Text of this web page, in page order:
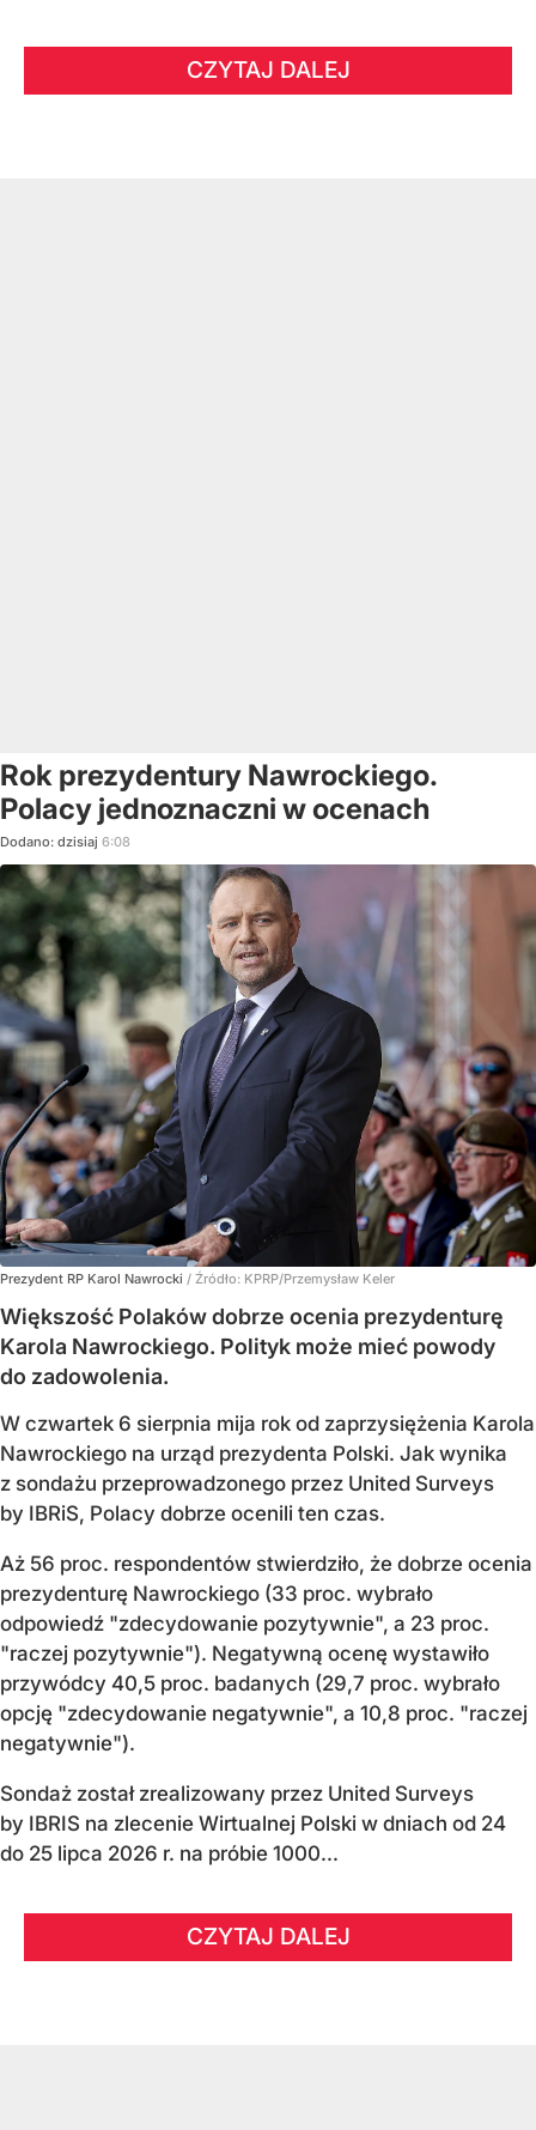
CZYTAJ DALEJ
Rok prezydentury Nawrockiego.
Polacy jednoznaczni w ocenach
Dodano: dzisiaj 6:08
Prezydent RP Karol Nawrocki / Źródło: KPRP/Przemysław Keler
Większość Polaków dobrze ocenia prezydenturę
Karola Nawrockiego. Polityk może mieć powody
do zadowolenia.
W czwartek 6 sierpnia mija rok od zaprzysiężenia Karola
Nawrockiego na urząd prezydenta Polski. Jak wynika
z sondażu przeprowadzonego przez United Surveys
by IBRiS, Polacy dobrze ocenili ten czas.
Aż 56 proc. respondentów stwierdziło, że dobrze ocenia
prezydenturę Nawrockiego (33 proc. wybrało
odpowiedź "zdecydowanie pozytywnie", a 23 proc.
"raczej pozytywnie"). Negatywną ocenę wystawiło
przywódcy 40,5 proc. badanych (29,7 proc. wybrało
opcję "zdecydowanie negatywnie", a 10,8 proc. "raczej
negatywnie").
Sondaż został zrealizowany przez United Surveys
by IBRIS na zlecenie Wirtualnej Polski w dniach od 24
do 25 lipca 2026 r. na próbie 1000...
CZYTAJ DALEJ